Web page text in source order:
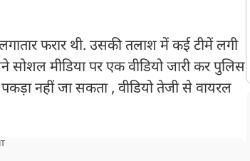
फरार थी. उसकी तलाश में कई टीमें लगी
मीडिया पर एक वीडियो जारी कर पुलिस
नहीं जा सकता , वीडियो तेजी से वायरल